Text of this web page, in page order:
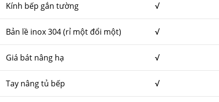
Kính bếp gắn tường √
Bản lề inox 304 (rỉ một đổi một) √
Giá bát nâng hạ √
Tay nâng tủ bếp √